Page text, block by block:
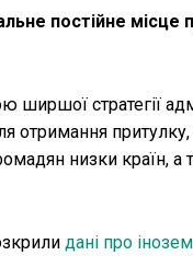
постійне місце
стратегії
отримання
низки країн,
дані про